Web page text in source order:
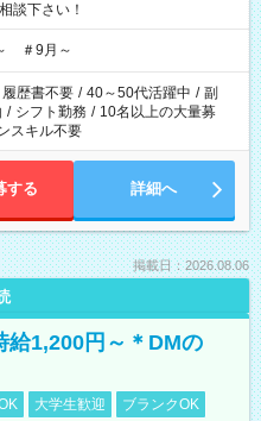
談下さい！
＃9月～
履歴書不要 / 40～50代活躍中 / 副
/ シフト勤務 / 10名以上の大量募
スキル不要
する 詳細へ
掲載日：2026.08.06
給1,200円～＊DMの
大学生歓迎
ブランクOK